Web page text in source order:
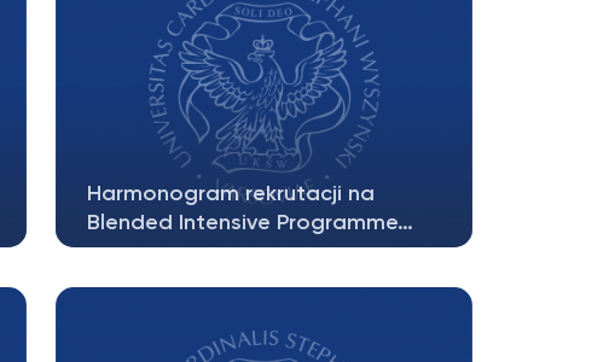
Harmonogram rekrutacji na
Blended Intensive Programme…
zaplanowany harmonogram rekrutacji na